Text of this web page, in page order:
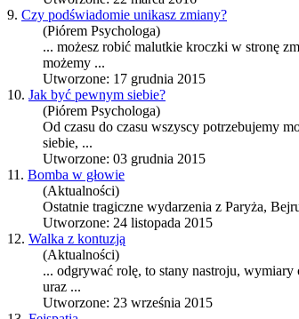
9. Czy podświadomie unikasz zmiany?
(Piórem Psychologa)
... możesz robić malutkie kroczki w stronę
możemy ...
Utworzone: 17 grudnia 2015
10. Jak być pewnym siebie?
(Piórem Psychologa)
Od czasu do czasu wszyscy potrzebujemy
siebie, ...
Utworzone: 03 grudnia 2015
11. Bomba w głowie
(Aktualności)
Ostatnie tragiczne wydarzenia z Paryża,
Utworzone: 24 listopada 2015
12. Walka z kontuzją
(Aktualności)
... odgrywać rolę, to stany nastroju,
uraz ...
Utworzone: 23 września 2015